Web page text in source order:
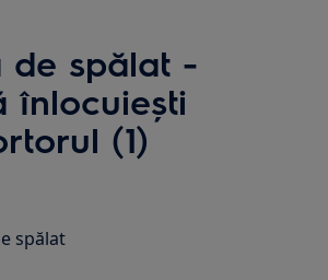
de spălat -
înlocuiești
(1)
spălat